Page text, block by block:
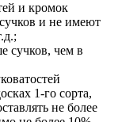
и кромок
и не имеют
сучков, чем в
1-го сорта,
не более